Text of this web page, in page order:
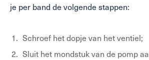
je per band de volgende stappen:
Schroef het dopje van het ventiel;
Sluit het mondstuk van de pomp